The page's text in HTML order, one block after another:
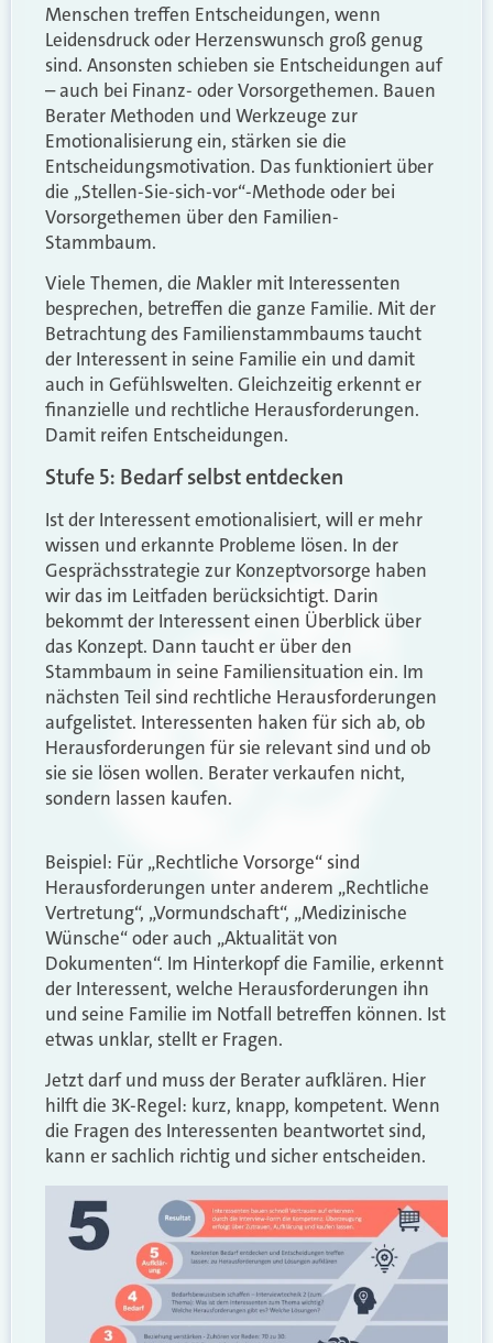
Menschen treffen Entscheidungen, wenn
Leidensdruck oder Herzenswunsch groß genug
sind. Ansonsten schieben sie Entscheidungen auf
– auch bei Finanz- oder Vorsorgethemen. Bauen
Berater Methoden und Werkzeuge zur
Emotionalisierung ein, stärken sie die
Entscheidungsmotivation. Das funktioniert über
die „Stellen-Sie-sich-vor“-Methode oder bei
Vorsorgethemen über den Familien-
Stammbaum.
Viele Themen, die Makler mit Interessenten
besprechen, betreffen die ganze Familie. Mit der
Betrachtung des Familienstammbaums taucht
der Interessent in seine Familie ein und damit
auch in Gefühlswelten. Gleichzeitig erkennt er
finanzielle und rechtliche Herausforderungen.
Damit reifen Entscheidungen.
Stufe 5: Bedarf selbst entdecken
Ist der Interessent emotionalisiert, will er mehr
wissen und erkannte Probleme lösen. In der
Gesprächsstrategie zur Konzeptvorsorge haben
wir das im Leitfaden berücksichtigt. Darin
bekommt der Interessent einen Überblick über
das Konzept. Dann taucht er über den
Stammbaum in seine Familiensituation ein. Im
nächsten Teil sind rechtliche Herausforderungen
aufgelistet. Interessenten haken für sich ab, ob
Herausforderungen für sie relevant sind und ob
sie sie lösen wollen. Berater verkaufen nicht,
sondern lassen kaufen.
Beispiel: Für „Rechtliche Vorsorge“ sind
Herausforderungen unter anderem „Rechtliche
Vertretung“, „Vormundschaft“, „Medizinische
Wünsche“ oder auch „Aktualität von
Dokumenten“. Im Hinterkopf die Familie, erkennt
der Interessent, welche Herausforderungen ihn
und seine Familie im Notfall betreffen können. Ist
etwas unklar, stellt er Fragen.
Jetzt darf und muss der Berater aufklären. Hier
hilft die 3K-Regel: kurz, knapp, kompetent. Wenn
die Fragen des Interessenten beantwortet sind,
kann er sachlich richtig und sicher entscheiden.